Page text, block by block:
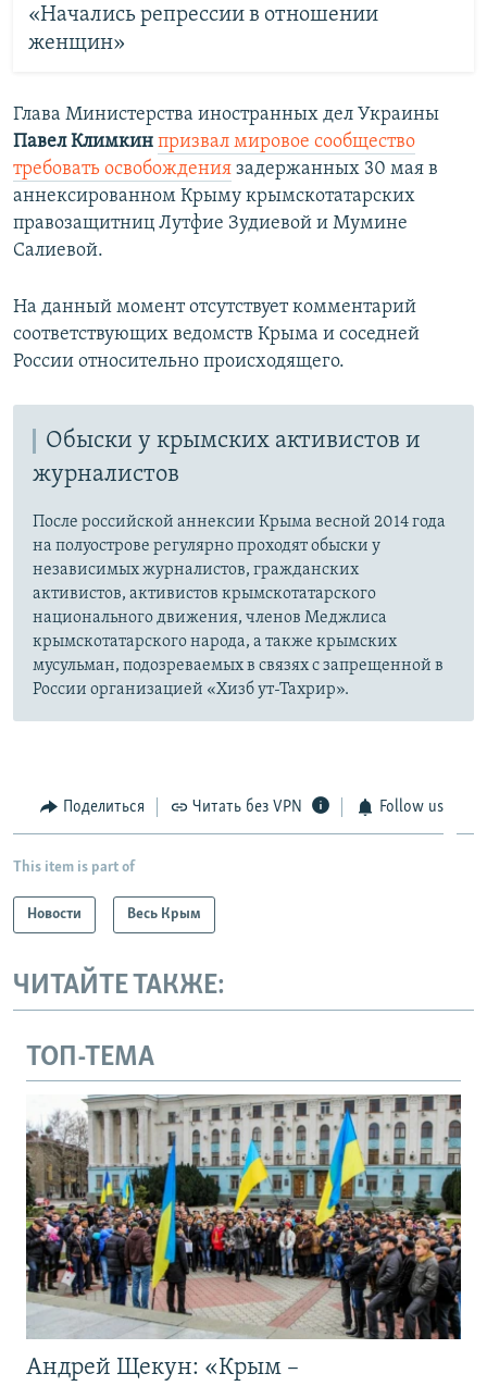
«Начались репрессии в отношении
женщин»
Глава Министерства иностранных дел Украины
Павел Климкин призвал мировое сообщество
требовать освобождения задержанных 30 мая в
аннексированном Крыму крымскотатарских
правозащитниц Лутфие Зудиевой и Мумине
Салиевой.
На данный момент отсутствует комментарий
соответствующих ведомств Крыма и соседней
России относительно происходящего.
Обыски у крымских активистов и
журналистов
После российской аннексии Крыма весной 2014 года
на полуострове регулярно проходят обыски у
независимых журналистов, гражданских
активистов, активистов крымскотатарского
национального движения, членов Меджлиса
крымскотатарского народа, а также крымских
мусульман, подозреваемых в связях с запрещенной в
России организацией «Хизб ут-Тахрир».
Поделиться Читать без VPN Follow us
This item is part of
Новости Весь Крым
ЧИТАЙТЕ ТАКЖЕ:
ТОП-ТЕМА
Андрей Щекун: «Крым –